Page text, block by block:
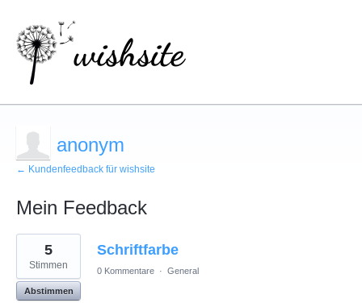
anonym
← Kundenfeedback für wishsite
Mein Feedback
3
gefundene
Ergebnisse
Schriftfarbe
5
Stimmen
Abstimmen
0 Kommentare · General